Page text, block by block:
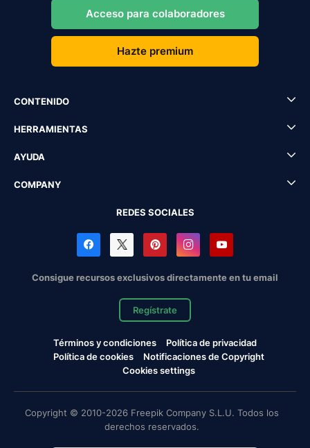
Acceso para colaboradores
Hazte premium
CONTENIDO
HERRAMIENTAS
AYUDA
COMPANY
REDES SOCIALES
Consigue recursos exclusivos directamente en tu email
Regístrate
Términos y condiciones
Política de privacidad
Política de cookies
Notificaciones de Copyright
Cookies settings
Copyright © 2010-2026 Freepik Company S.L.U. Todos los
derechos reservados.